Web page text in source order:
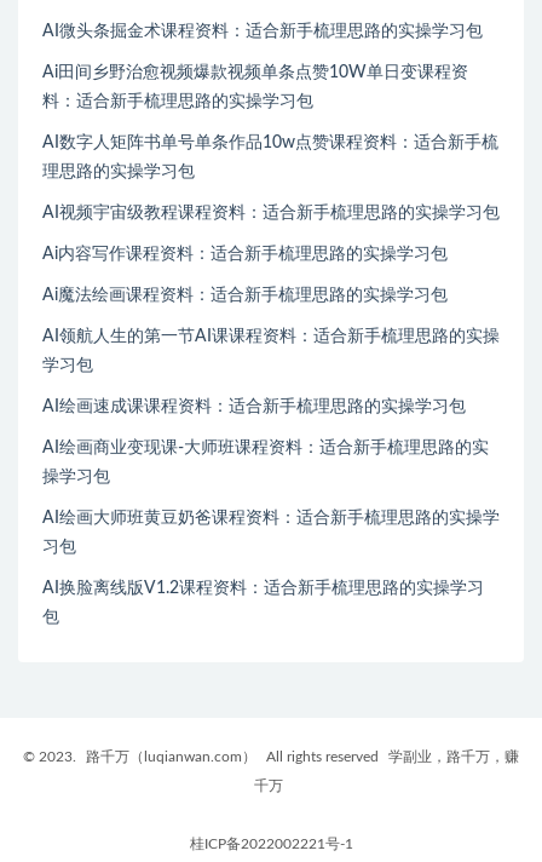
AI微头条掘金术课程资料：适合新手梳理思路的实操学习包
Ai田间乡野治愈视频爆款视频单条点赞10W单日变课程资
料：适合新手梳理思路的实操学习包
AI数字人矩阵书单号单条作品10w点赞课程资料：适合新手梳
理思路的实操学习包
AI视频宇宙级教程课程资料：适合新手梳理思路的实操学习包
Ai内容写作课程资料：适合新手梳理思路的实操学习包
Ai魔法绘画课程资料：适合新手梳理思路的实操学习包
AI领航人生的第一节AI课课程资料：适合新手梳理思路的实操
学习包
AI绘画速成课课程资料：适合新手梳理思路的实操学习包
AI绘画商业变现课-大师班课程资料：适合新手梳理思路的实
操学习包
AI绘画大师班黄豆奶爸课程资料：适合新手梳理思路的实操学
习包
AI换脸离线版V1.2课程资料：适合新手梳理思路的实操学习
包
© 2023. 路千万（luqianwan.com） All rights reserved
学副业，路千万，赚
千万
桂ICP备2022002221号-1